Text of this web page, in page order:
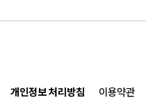
개인정보 처리방침 이용약관